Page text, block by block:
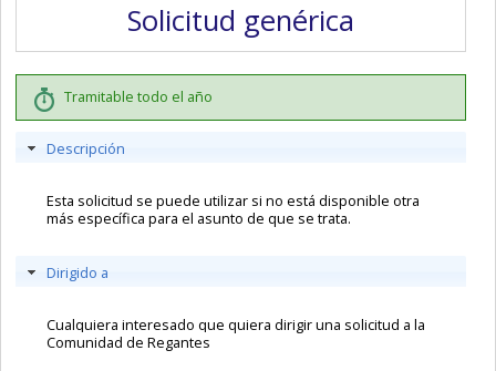
Solicitud genérica
Tramitable todo el año
Descripción
Esta solicitud se puede utilizar si no está disponible otra
más específica para el asunto de que se trata.
Dirigido a
Cualquiera interesado que quiera dirigir una solicitud a la
Comunidad de Regantes